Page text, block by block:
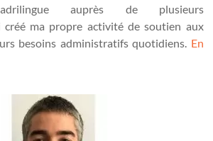
auprès de plusieurs
créé ma propre activité de soutien aux
besoins administratifs quotidiens. En